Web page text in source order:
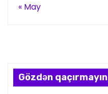
« May
Gözdən qaçırmayın